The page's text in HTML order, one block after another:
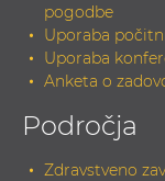
pogodbe
Uporaba
Uporaba
Anketa o
Področja
Zdravstveno